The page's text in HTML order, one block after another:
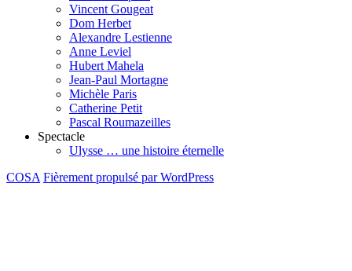
Vincent Gougeat
Dom Herbet
Alexandre Lestienne
Anne Leviel
Hubert Mahela
Jean-Paul Mortagne
Michèle Paris
Catherine Petit
Pascal Roumazeilles
Spectacle
Ulysse … une histoire éternelle
COSA Fièrement propulsé par WordPress